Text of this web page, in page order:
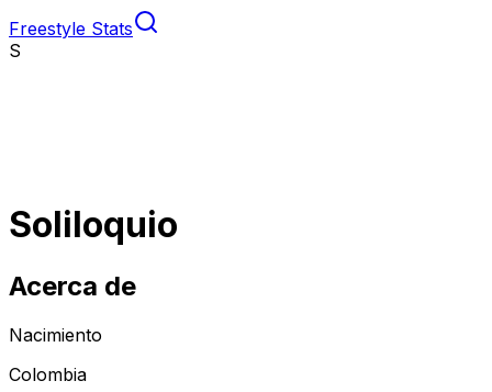
Freestyle Stats
S
Soliloquio
Acerca de
Nacimiento
Colombia